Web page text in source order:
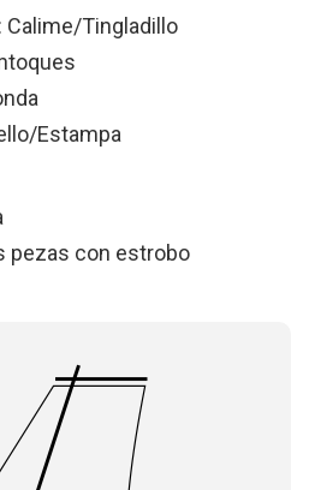
Calime/Tingladillo
Estampa
pezas con estrobo